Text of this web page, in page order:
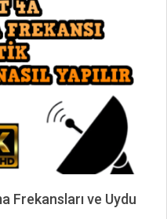
Frekansları ve Uydu